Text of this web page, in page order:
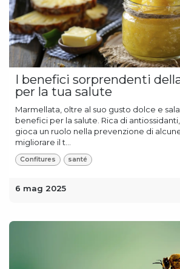
I benefici sorprendenti
per la tua salute
Marmellata, oltre al suo gusto dolce e
benefici per la salute. Rica di
gioca un ruolo nella prevenzione di
migliorare il t...
Confitures santé
6 mag 2025